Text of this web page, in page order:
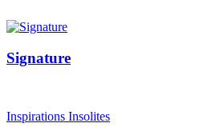
Signature
Inspirations Insolites